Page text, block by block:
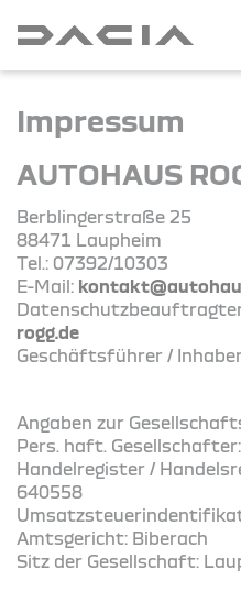
Impressum
AUTOHAUS
Berblingerstraße 25
88471 Laupheim
Tel.: 07392/10303
E-Mail:
rogg.de
Geschäftsführer /
Angaben zur
Pers. haft.
Handelregister /
640558
Amtsgericht: Biberach
Sitz der Gesellschaft: